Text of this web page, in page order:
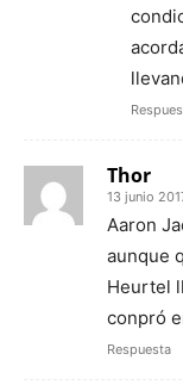
Thor
13 junio
Aaron
aunque
Heurtel
conpró
Respuesta